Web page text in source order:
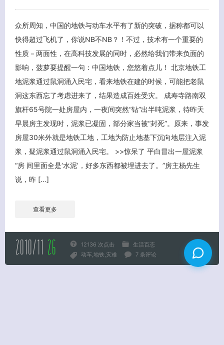
众所周知，中国的地铁与动车水平有了新的突破，据称都可以
快得超过飞机了，你说NB不NB？！不过，技术有一个重要的
性质－两面性，在高科技发展的同时，必然给我们带来负面的
影响，菠萝要提醒一句：中国地铁，您悠着点儿！ 北京地铁工
地泥浆通过鼠洞涌入民宅，看来地铁在建的时候，可能把老鼠
洞这东西忘了考虑进来了，结果造成百姓受灾。 成寿寺路南双
旗杆65号院一处房屋内，一夜间突然“钻”出半吨泥浆，待昨天
早晨房主发现时，泥浆已凝固，部分家当被“封死”。原来，事发
房屋30米外就是地铁工地，工地为防止地基下沉向地层注入泥
浆，疑泥浆通过鼠洞涌入民宅。 >>惊呆了 平白冒出一屋泥浆
“房 间里面全是‘水泥’，好多东西都被埋进去了。”房主杨先生
说，昨 […]
查看更多
2010/11 26 12136 次点击
生活百态
动车 地铁 灾难 7 条评论